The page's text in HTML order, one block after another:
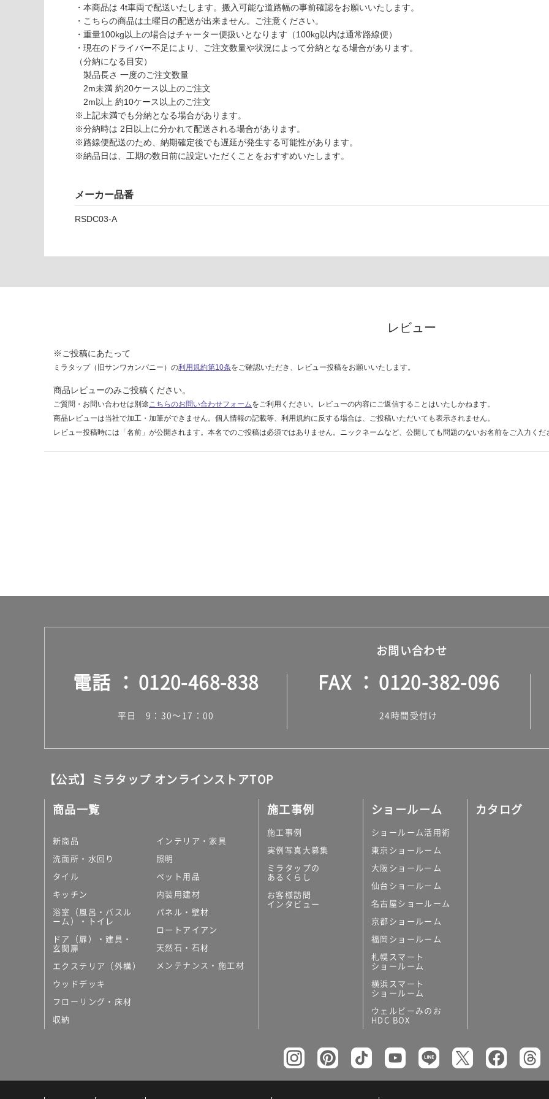
ー
運賃表
計
可
い
対
応
し
な
い
・本商品は 4t車両で配送いたします。搬入可能な道路幅の事前確認をお願いいたします。
・こちらの商品は土曜日の配送が出来ません。ご注意ください。
・重量100kg以上の場合はチャーター便扱いとなります（100kg以内は通常路線便）
・現在のドライバー不足により、ご注文数量や状況によって分納となる場合があります。
（分納になる目安）
製品長さ 一度のご注文数量
2m未満 約20ケース以上のご注文
2m以上 約10ケース以上のご注文
※上記未満でも分納となる場合があります。
※分納時は 2日以上に分かれて配送される場合があります。
※路線便配送のため、納期確定後でも遅延が発生する可能性があります。
※納品日は、工期の数日前に設定いただくことをおすすめいたします。
メーカー品番
RSDC03-A
レビュー
※ご投稿にあたって
ミラタップ（旧サンワカンパニー）の利用規約第10条をご確認いただき、レビュー投稿をお願いいたします。
商品レビューのみご投稿ください。
ご質問・お問い合わせは別途こちらのお問い合わせフォームをご利用ください。レビューの内容にご返信することはいたしかねます。
商品レビューは当社で加工・加筆ができません。個人情報の記載等、利用規約に反する場合は、ご投稿いただいても表示されません。
レビュー投稿時には「名前」が公開されます。本名でのご投稿は必須ではありません。ニックネームなど、公開しても問題のないお名前をご入力くだ
お問い合わせ
電話 0120-468-838
平日 9：30～17：00
FAX 0120-382-096
24時間受付け
【公式】ミラタップ オンラインストアTOP
商品一覧
新商品
洗面所・水回り
タイル
キッチン
浴室（風呂・バスル
ーム）・トイレ
ドア（扉）・建具・
玄関扉
エクステリア（外構）
ウッドデッキ
フローリング・床材
収納
インテリア・家具
照明
ペット用品
内装用建材
パネル・壁材
ロートアイアン
天然石・石材
メンテナンス・施工材
施工事例
施工事例
実例写真大募集
ミラタップの
あるくらし
お客様訪問
インタビュー
ショールーム
ショールーム活用術
東京ショールーム
大阪ショールーム
仙台ショールーム
名古屋ショールーム
京都ショールーム
福岡ショールーム
札幌スマート
ショールーム
横浜スマート
ショールーム
ウェルビーみのお
HDC BOX
カタログ